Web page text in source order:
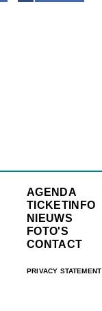
AGENDA
TICKETINFO
NIEUWS
FOTO'S
CONTACT
PRIVACY STATEMENT